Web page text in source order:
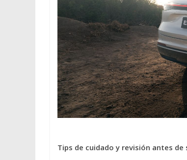
Tips de cuidado y revisión antes de